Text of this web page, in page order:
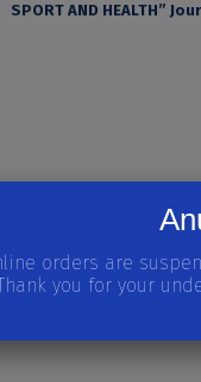
SPORT AND HEALTH”
EROAREA ȘI FACTORUL
orders are
you for your